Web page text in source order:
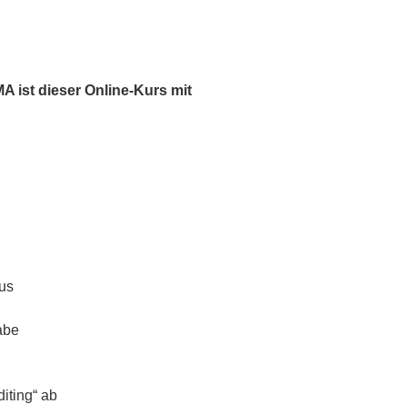
ist dieser Online-Kurs mit
ab